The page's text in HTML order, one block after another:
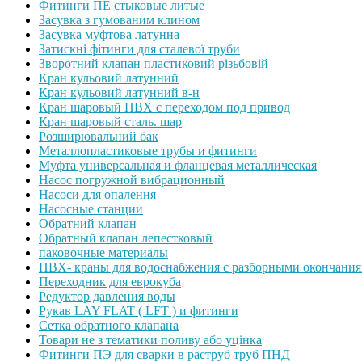
Фитинги ПЕ стыковые литые
Засувка з гумованим клином
Засувка муфтова латунна
Затискні фітинги для сталевої труби
Зворотний клапан пластиковий різьбовій
Кран кульовий латунний
Кран кульовий латунний в-н
Кран шаровый ПВХ с переходом под привод
Кран шаровый сталь. шар
Розширювальний бак
Металлопластиковые трубы и фитинги
Муфта универсальная и фланцевая металлическая
Насос погружной вибрационный
Насоси для опалення
Насосные станции
Обратний клапан
Обратный клапан лепестковый
паковочные материалы
ПВХ- краны для водоснабжения с разборными
Переходник для еврокуба
Редуктор давления воды
Рукав LAY FLAT ( LFT ) и фитинги
Сетка обратного клапана
Товари не з тематики поливу або уцінка
Фитинги ПЭ для сварки в раструб труб ПНД